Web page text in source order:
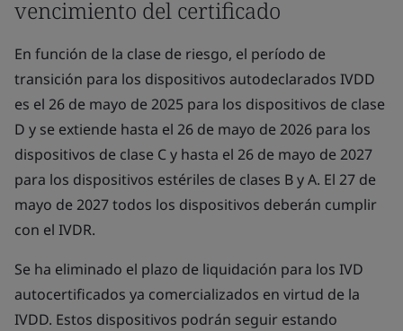
vencimiento del certificado
En función de la clase de riesgo, el período de
transición para los dispositivos autodeclarados IVDD
es el 26 de mayo de 2025 para los dispositivos de clase
D y se extiende hasta el 26 de mayo de 2026 para los
dispositivos de clase C y hasta el 26 de mayo de 2027
para los dispositivos estériles de clases B y A. El 27 de
mayo de 2027 todos los dispositivos deberán cumplir
con el IVDR.
Se ha eliminado el plazo de liquidación para los IVD
autocertificados ya comercializados en virtud de la
IVDD. Estos dispositivos podrán seguir estando